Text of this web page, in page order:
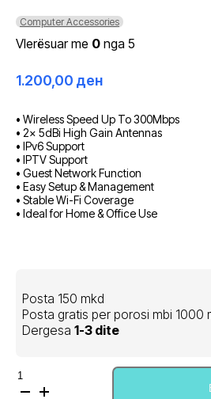
Computer Accessories
Vlerësuar me 0 nga 5
1.200,00 ден
• Wireless Speed Up To 300Mbps
• 2× 5dBi High Gain Antennas
• IPv6 Support
• IPTV Support
• Guest Network Function
• Easy Setup & Management
• Stable Wi-Fi Coverage
• Ideal for Home & Office Use
Posta 150 mkd
Posta gratis per porosi mbi 1000
Dergesa 1-3 dite
Sasi
Tp-